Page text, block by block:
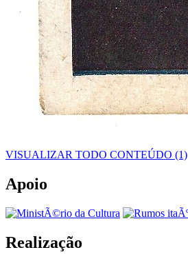
VISUALIZAR TODO CONTEÚDO (1)
Apoio
Realização